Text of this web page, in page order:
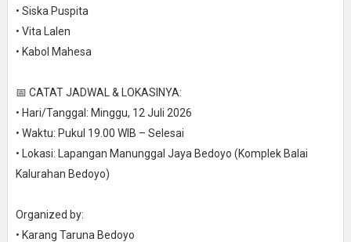
• Siska Puspita
• Vita Lalen
• Kabol Mahesa
📅 CATAT JADWAL & LOKASINYA:
• Hari/Tanggal: Minggu, 12 Juli 2026
• Waktu: Pukul 19.00 WIB – Selesai
• Lokasi: Lapangan Manunggal Jaya Bedoyo (Komplek Balai
Kalurahan Bedoyo)
Organized by:
• Karang Taruna Bedoyo